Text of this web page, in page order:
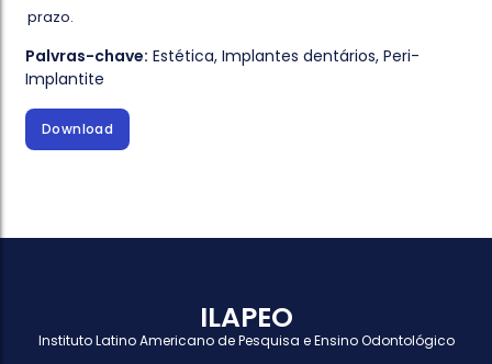
prazo.
Palvras-chave: Estética,Implantes dentários,Peri-
Implantite
Download
ILAPEO
Instituto Latino Americano de Pesquisa e Ensino Odontológico